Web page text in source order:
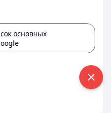
основных